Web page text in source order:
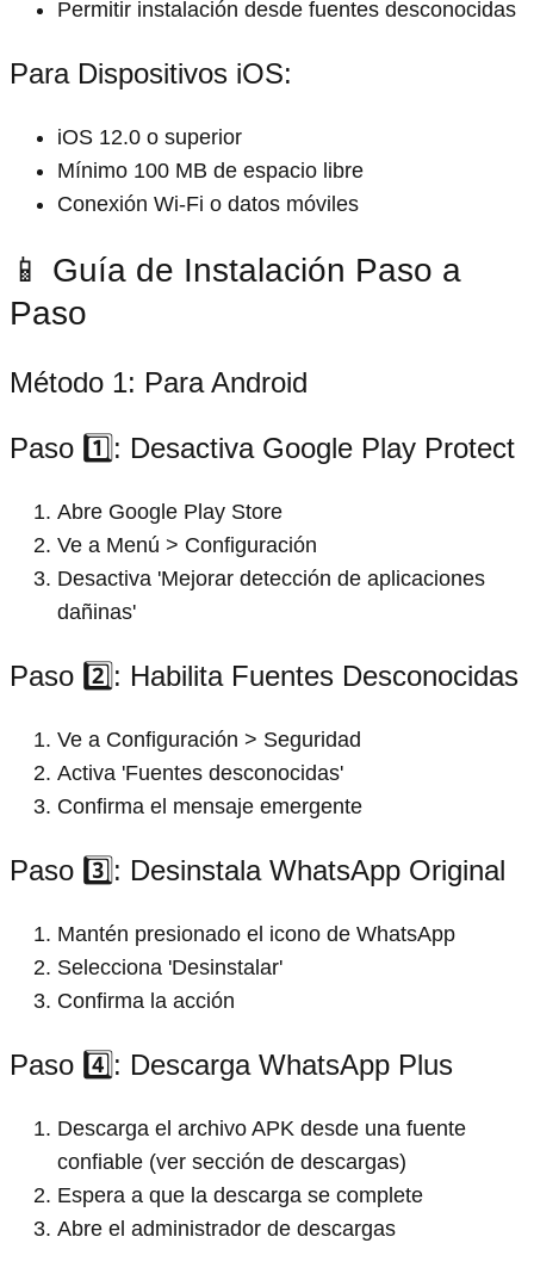
Permitir instalación desde fuentes desconocidas
Para Dispositivos iOS:
iOS 12.0 o superior
Mínimo 100 MB de espacio libre
Conexión Wi-Fi o datos móviles
📱 Guía de Instalación Paso a
Paso
Método 1: Para Android
Paso 1️⃣: Desactiva Google Play Protect
Abre Google Play Store
Ve a Menú > Configuración
Desactiva 'Mejorar detección de aplicaciones
dañinas'
Paso 2️⃣: Habilita Fuentes Desconocidas
Ve a Configuración > Seguridad
Activa 'Fuentes desconocidas'
Confirma el mensaje emergente
Paso 3️⃣: Desinstala WhatsApp Original
Mantén presionado el icono de WhatsApp
Selecciona 'Desinstalar'
Confirma la acción
Paso 4️⃣: Descarga WhatsApp Plus
Descarga el archivo APK desde una fuente
confiable (ver sección de descargas)
Espera a que la descarga se complete
Abre el administrador de descargas